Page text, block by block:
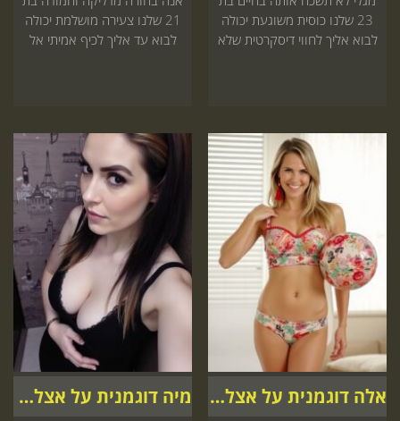
23 שלנו כוסית משוגעת יכולה
לבוא אליך לחווי דיסקרטית שלא
21 שלנו צעירה מושלמת יכולה
לבוא עד אליך לכיף אמיתי אל
אלה דוגמנית על אצלך בבית מיה דוגמנית על אצלך בבית